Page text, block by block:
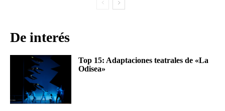
De interés
Top 15: Adaptaciones teatrales de «La
Odisea»